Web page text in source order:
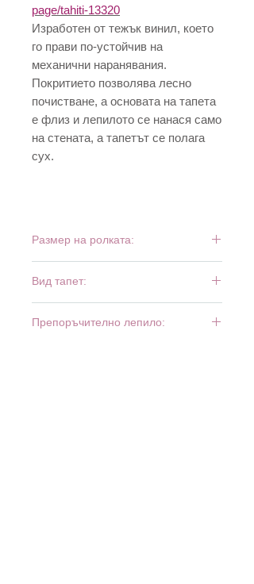
page/tahiti-13320
Изработен от тежък винил, което
го прави по-устойчив на
механични наранявания.
Покритието позволява лесно
почистване, а основата на тапета
е флиз и лепилото се нанася само
на стената, а тапетът се полага
сух.
Размер на ролката:
Вид тапет:
Препоръчително лепило: